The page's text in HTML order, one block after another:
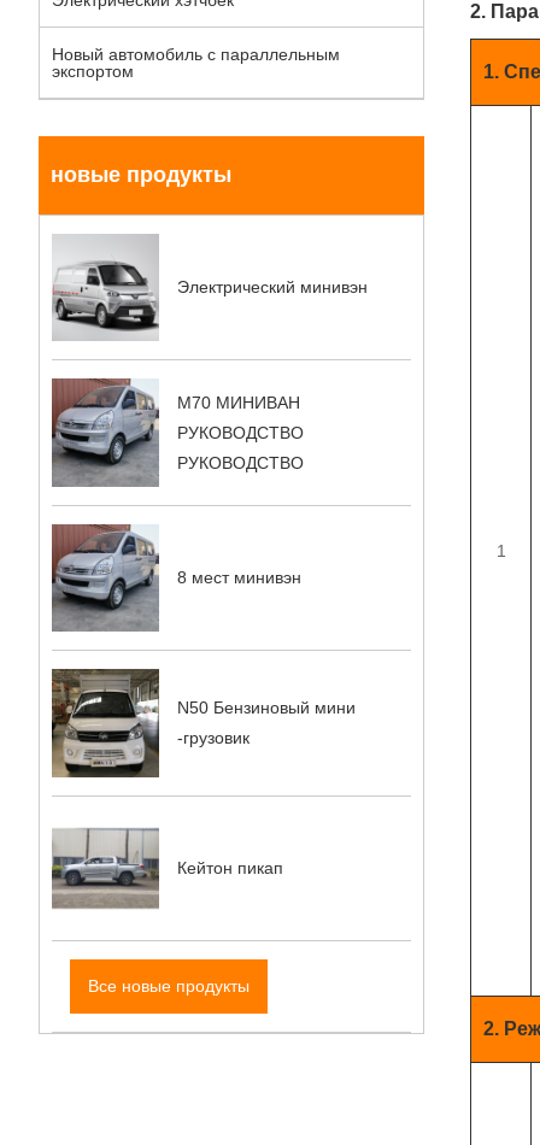
Новый автомобиль с параллельным
экспортом
новые продукты
Электрический минивэн
M70 МИНИВАН
РУКОВОДСТВО
РУКОВОДСТВО
8 мест минивэн
N50 Бензиновый мини
-грузовик
Кейтон пикап
Все новые продукты
2.
1.
1
2.